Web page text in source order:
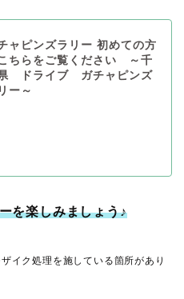
ャピンズラリー 初めての方
ちらをご覧ください ～千
ドライブ ガチャピンズ
ー～
を楽しみましょう♪
イク処理を施している箇所があり